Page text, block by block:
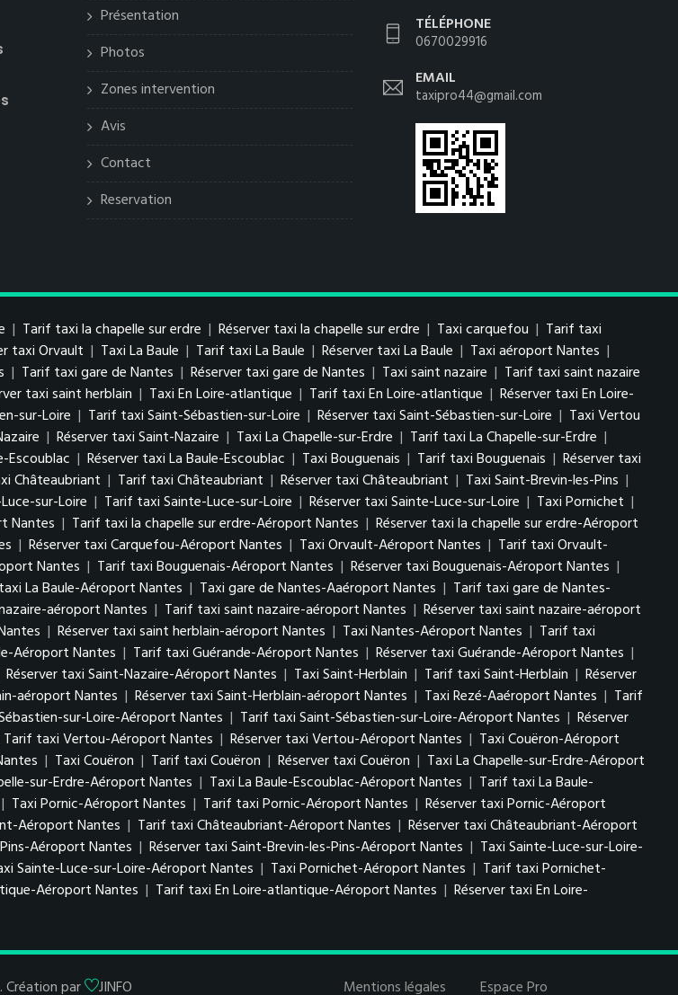
Présentation
Photos
Zones intervention
Avis
Contact
Reservation
TÉLÉPHONE
0670029916
EMAIL
taxipro44@gmail.com
| Tarif taxi la chapelle sur erdre | Réserver taxi la chapelle sur erdre | Taxi carquefou | Tarif taxi
taxi Orvault | Taxi La Baule | Tarif taxi La Baule | Réserver taxi La Baule | Taxi aéroport Nantes |
| Tarif taxi gare de Nantes | Réserver taxi gare de Nantes | Taxi saint nazaire | Tarif taxi saint nazaire
taxi saint herblain | Taxi En Loire-atlantique | Tarif taxi En Loire-atlantique | Réserver taxi En Loire-
sur-Loire | Tarif taxi Saint-Sébastien-sur-Loire | Réserver taxi Saint-Sébastien-sur-Loire | Taxi Vertou
| Réserver taxi Saint-Nazaire | Taxi La Chapelle-sur-Erdre | Tarif taxi La Chapelle-sur-Erdre |
Escoublac | Réserver taxi La Baule-Escoublac | Taxi Bouguenais | Tarif taxi Bouguenais | Réserver taxi
Châteaubriant | Tarif taxi Châteaubriant | Réserver taxi Châteaubriant | Taxi Saint-Brevin-les-Pins |
sur-Loire | Tarif taxi Sainte-Luce-sur-Loire | Réserver taxi Sainte-Luce-sur-Loire | Taxi Pornichet |
Nantes | Tarif taxi la chapelle sur erdre-Aéroport Nantes | Réserver taxi la chapelle sur erdre-Aéroport
| Réserver taxi Carquefou-Aéroport Nantes | Taxi Orvault-Aéroport Nantes | Tarif taxi Orvault-
Nantes | Tarif taxi Bouguenais-Aéroport Nantes | Réserver taxi Bouguenais-Aéroport Nantes |
La Baule-Aéroport Nantes | Taxi gare de Nantes-Aaéroport Nantes | Tarif taxi gare de Nantes-
aéroport Nantes | Tarif taxi saint nazaire-aéroport Nantes | Réserver taxi saint nazaire-aéroport
| Réserver taxi saint herblain-aéroport Nantes | Taxi Nantes-Aéroport Nantes | Tarif taxi
Aéroport Nantes | Tarif taxi Guérande-Aéroport Nantes | Réserver taxi Guérande-Aéroport Nantes |
Réserver taxi Saint-Nazaire-Aéroport Nantes | Taxi Saint-Herblain | Tarif taxi Saint-Herblain | Réserver
aéroport Nantes | Réserver taxi Saint-Herblain-aéroport Nantes | Taxi Rezé-Aaéroport Nantes | Tarif
sur-Loire-Aéroport Nantes | Tarif taxi Saint-Sébastien-sur-Loire-Aéroport Nantes | Réserver
Tarif taxi Vertou-Aéroport Nantes | Réserver taxi Vertou-Aéroport Nantes | Taxi Couëron-Aéroport
| Taxi Couëron | Tarif taxi Couëron | Réserver taxi Couëron | Taxi La Chapelle-sur-Erdre-Aéroport
sur-Erdre-Aéroport Nantes | Taxi La Baule-Escoublac-Aéroport Nantes | Tarif taxi La Baule-
| Taxi Pornic-Aéroport Nantes | Tarif taxi Pornic-Aéroport Nantes | Réserver taxi Pornic-Aéroport
Aéroport Nantes | Tarif taxi Châteaubriant-Aéroport Nantes | Réserver taxi Châteaubriant-Aéroport
Aéroport Nantes | Réserver taxi Saint-Brevin-les-Pins-Aéroport Nantes | Taxi Sainte-Luce-sur-Loire-
Sainte-Luce-sur-Loire-Aéroport Nantes | Taxi Pornichet-Aéroport Nantes | Tarif taxi Pornichet-
Aéroport Nantes | Tarif taxi En Loire-atlantique-Aéroport Nantes | Réserver taxi En Loire-
par JINFO Mentions légales Espace Pro